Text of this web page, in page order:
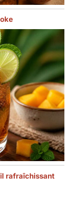
rafraîchissant